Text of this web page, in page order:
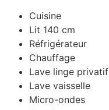
Cuisine
Lit 140 cm
Réfrigérateur
Chauffage
Lave linge privatif
Lave vaisselle
Micro-ondes